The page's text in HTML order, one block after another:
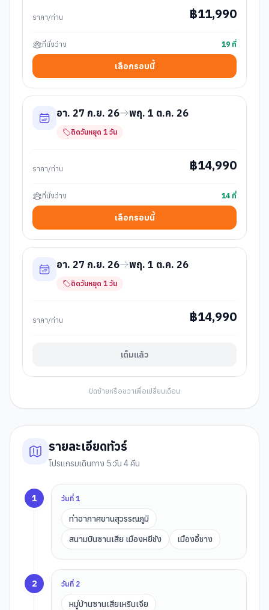
ราคา/ท่าน ฿11,990
ที่นั่งว่าง 19 ที่
เลือกรอบนี้
อา. 27 ก.ย. 26 พฤ. 1 ต.ค. 26
ติดวันหยุด 1 วัน
ราคา/ท่าน ฿14,990
ที่นั่งว่าง 14 ที่
เลือกรอบนี้
อา. 27 ก.ย. 26 พฤ. 1 ต.ค. 26
ติดวันหยุด 1 วัน
ราคา/ท่าน ฿14,990
เต็มแล้ว
ปัดซ้ายหรือขวาเพื่อเปลี่ยนเดือน
รายละเอียดทัวร์
โปรแกรมเดินทาง 5 วัน 4 คืน
1 วันที่1
ท่าอากาศยานสุวรรณภูมิ
สนามบินซานเสีย เมืองหยีชัง
เมืองอี้ชาง
2 วันที่ 2
หมู่บ้านซานเสียเหรินเจีย